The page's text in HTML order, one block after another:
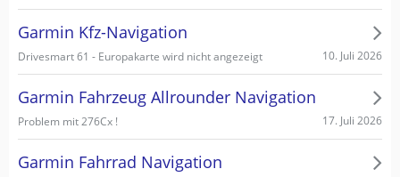
Garmin Kfz-Navigation
Drivesmart 61 - Europakarte wird nicht angezeigt 10. Juli 2026
Garmin Fahrzeug Allrounder Navigation
Problem mit 276Cx ! 17. Juli 2026
Garmin Fahrrad Navigation